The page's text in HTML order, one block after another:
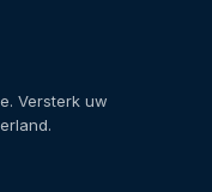
Versterk uw